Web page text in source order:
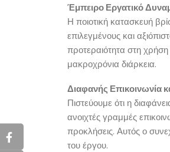
Έμπειρο Εργατικό
Η ποιοτική κατασκευή
επιλεγμένους και
προτεραιότητα στη
μακροχρόνια διάρκεια.
Διαφανής Επικοινωνία
Πιστεύουμε ότι η
ανοιχτές γραμμές
προκλήσεις. Αυτός ο
του έργου.